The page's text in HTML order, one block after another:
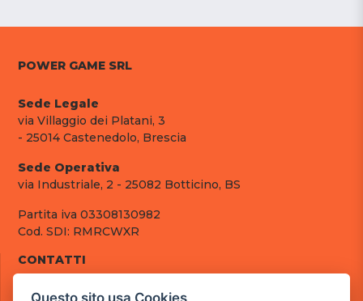
POWER GAME SRL
Sede Legale
via Villaggio dei Platani, 3
- 25014 Castenedolo, Brescia
Sede Operativa
via Industriale, 2 - 25082 Botticino, BS
Partita iva 03308130982
Cod. SDI: RMRCWXR
CONTATTI
tel.: +39 030 376 2377
Questo sito usa Cookies